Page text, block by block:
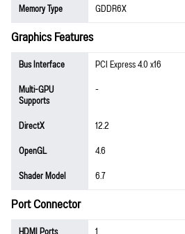
Memory Type
GDDR6X
Graphics Features
Bus Interface
PCI Express 4.0 x16
Multi-GPU
Supports
-
DirectX
12.2
OpenGL
4.6
Shader Model
6.7
Port Connector